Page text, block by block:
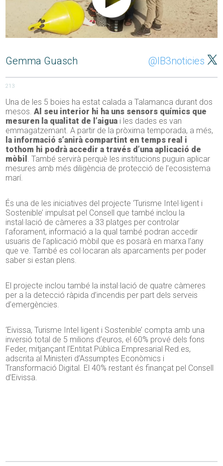
Gemma Guasch @IB3noticies
213
Una de les 5 boies ha estat calada a Talamanca durant dos
mesos.Al seu interior hi ha uns sensors químics que
mesuren la qualitat de l’aigua i les dades es van
emmagatzemant. A partir de la pròxima temporada, a més,
la informació s’anirà compartint en temps real i
tothom hi podrà accedir a través d’una aplicació de
mòbil
. També servirà perquè les institucions puguin aplicar
mesures amb més diligència de protecció de l’ecosistema
marí.
És una de les iniciatives del projecte ‘Turisme Intel·ligent i
Sostenible’ impulsat pel Consell que també inclou la
instal·lació de càmeres a 33 platges per controlar
l’aforament, informació a la qual també podran accedir
usuaris de l’aplicació mòbil que es posarà en marxa l’any
que ve. També es col·locaran als aparcaments per poder
saber si estan plens.
El projecte inclou també la instal·lació de quatre càmeres
per a la detecció ràpida d’incendis per part dels serveis
d’emergències.
‘Eivissa, Turisme Intel·ligent i Sostenible’ compta amb una
inversió total de 5 milions d’euros, el 60% prové dels fons
Feder, mitjançant l’Entitat Pública Empresarial Red. es,
adscrita al Ministeri d’Assumptes Econòmics i
Transformació Digital. El 40% restant és finançat pel Consell
d’Eivissa.